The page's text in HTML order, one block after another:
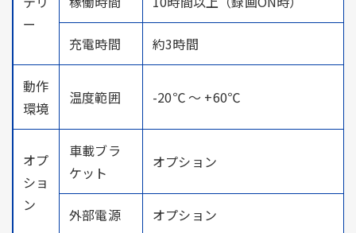
ー
充電時間 約3時間
動作
環境
温度範囲 -20℃ ～ +60℃
オプ
ショ
ン
車載ブラ
ケット
オプション
外部電源 オプション